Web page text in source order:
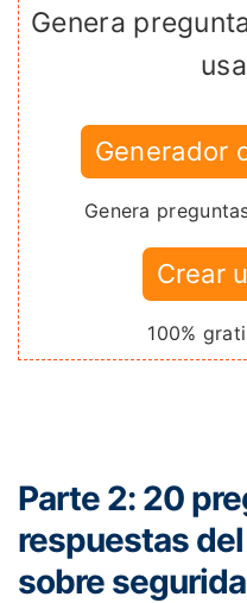
Genera
Generador
Genera
Crear
100%
Parte 2: 20
respuestas
sobre